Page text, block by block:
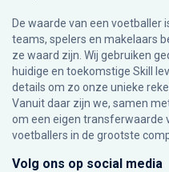
De waarde van een
teams, spelers en makelaars
ze waard zijn. Wij gebruiken
huidige en toekomstige Skill
details om zo onze unieke
Vanuit daar zijn we, samen
om een eigen transferwaarde
voetballers in de grootste
Volg ons op social media